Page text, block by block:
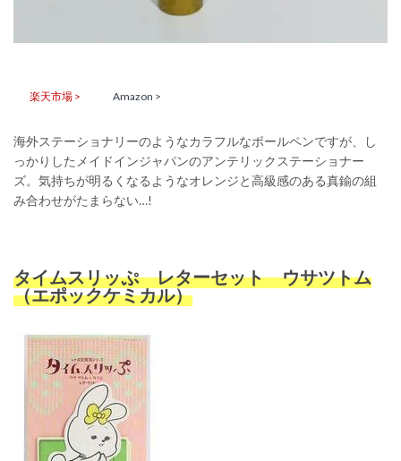
楽天市場 > Amazon >
海外ステーショナリーのようなカラフルなボールペンですが、し
っかりしたメイドインジャパンのアンテリックステーショナー
ズ。気持ちが明るくなるようなオレンジと高級感のある真鍮の組
み合わせがたまらない…!
タイムスリッぷ レターセット ウサツトム
（エポックケミカル）